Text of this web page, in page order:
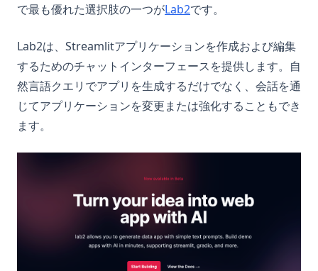
で最も優れた選択肢の一つがLab2(opens in a new tab)
です。
Lab2は、Streamlitアプリケーションを作成および編集
するためのチャットインターフェースを提供します。自
然言語クエリでアプリを生成するだけでなく、会話を通
じてアプリケーションを変更または強化することもでき
ます。